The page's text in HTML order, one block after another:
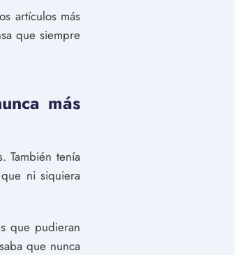
artículos más
que siempre
más
También tenía
ni siquiera
que pudieran
que nunca